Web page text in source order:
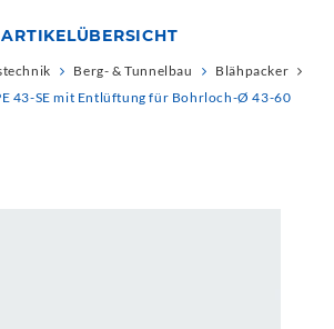
Berg- & Tunnelbau
Blähpacker
43-SE mit Entlüftung für Bohrloch-Ø 43-60